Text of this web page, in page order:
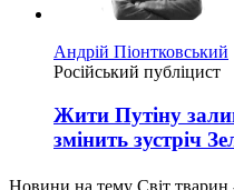
Андрій Піонтковський
Російський публіцист
Жити Путіну
змінить зустріч
Новини на тему Світ тварин